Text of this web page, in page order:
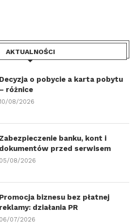
AKTUALNOŚCI
Decyzja o pobycie a karta pobytu
– różnice
08/2026
Zabezpieczenie banku, kont i
dokumentów przed serwisem
05/08/2026
Promocja biznesu bez płatnej
reklamy: działania PR
06/07/2026